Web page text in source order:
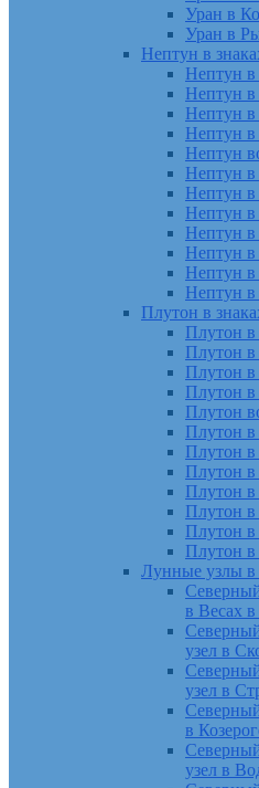
Уран в
Уран в
Нептун в
Нептун
Нептун в
Нептун в
Нептун в
Нептун
Нептун в
Нептун в
Нептун
Нептун в
Нептун в
Нептун в
Нептун
Плутон в
Плутон
Плутон в
Плутон в
Плутон в
Плутон
Плутон в
Плутон в
Плутон
Плутон в
Плутон в
Плутон в
Плутон
Лунные узлы в
в Весах
узел в
узел в
в
узел в